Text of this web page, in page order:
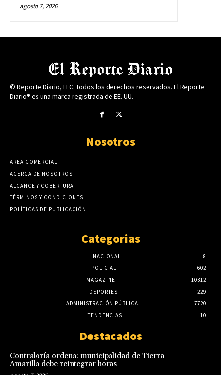
agosto 7, 2026
© Reporte Diario, LLC. Todos los derechos reservados. El Reporte
Diario® es una marca registrada de EE. UU.
Nosotros
AREA COMERCIAL
ACERCA DE NOSOTROS
ALCANCE Y COBERTURA
TÉRMINOS Y CONDICIONES
POLÍTICAS DE PUBLICACIÓN
Categorias
NACIONAL
8
POLICIAL
602
MAGAZINE
10312
DEPORTES
229
ADMINISTRACIÓN PÚBLICA
7720
TENDENCIAS
10
Destacados
Contraloría ordena: municipalidad de Tierra
Amarilla debe reintegrar horas